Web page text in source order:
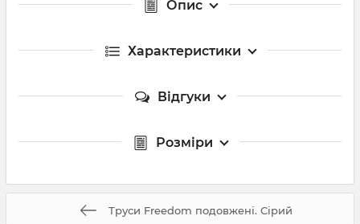
Опис
Характеристики
Відгуки
Розміри
Труси Freedom подовжені. Сірий